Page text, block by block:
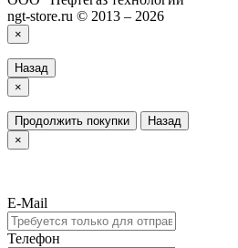
ngt-store.ru © 2013 – 2026
×
Назад
×
Продолжить покупки
Назад
×
E-Mail
Телефон